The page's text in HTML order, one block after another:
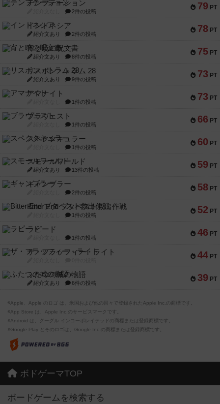
79 PT
テンプテーション
2件の投稿
78 PT
インドネシア
紹介文あり 2件の投稿
75 PT
宵と暁の呪文書
紹介文あり 8件の投稿
73 PT
リスボン・トラム 28
紹介文あり 9件の投稿
73 PT
アマナイト
1件の投稿
66 PT
ブラヴェスト
1件の投稿
60 PT
スペクタキュラー
1件の投稿
59 PT
スモールワールド
紹介文あり 13件の投稿
58 PT
ギャンブラー
2件の投稿
52 PT
Bitter End ブタペスト救出作戦
1件の投稿
46 PT
ラピード
1件の投稿
44 PT
ザ・フラッフィー・ライト
39 PT
ふたつの城の物語
紹介文あり 6件の投稿
※Apple、Apple のロゴ は、米国および他の国々で登録されたApple Inc.の商標です。
※App Store は、Apple Inc.のサービスマークです。
※Android は、グーグル インコーポレイテッドの商標または登録商標です。
※Google Play とそのロゴは、Google Inc.の商標または登録商標です。
ボドゲーマTOP
ボードゲームを検索する